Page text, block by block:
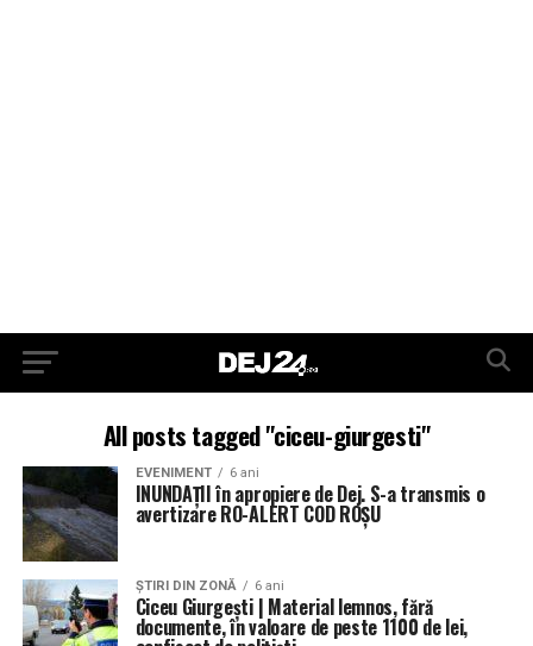
All posts tagged "ciceu-giurgesti"
EVENIMENT 6 ani
INUNDAȚII în apropiere de Dej. S-a transmis o
avertizare RO-ALERT COD ROȘU
ŞTIRI DIN ZONĂ 6 ani
Ciceu Giurgești | Material lemnos, fără
documente, în valoare de peste 1100 de lei,